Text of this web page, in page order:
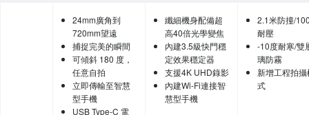
機包 (公司貨)
24mm廣角到
720mm望遠
捕捉完美的瞬間
可傾斜 180 度，
任意自拍
立即傳輸至智慧
型手機
USB Type-C 電
纖細機身配備超
高40倍光學變焦
內建3.5級快門穩
定效果穩定器
支援4K UHD錄影
內建Wi-Fi連接智
慧型手機
2.1米防撞/
耐壓
-10度耐寒/雙
璃防霧
新增工程拍攝
式